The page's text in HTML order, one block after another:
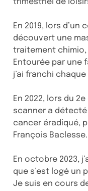
trimestriel de
En 2019, lors d’un
découvert une
traitement chimio,
Entourée par une
j’ai franchi
En 2022, lors du
scanner a détecté
cancer éradiqué,
François Baclesse.
En octobre 2023,
que s’est logé un
Je suis en cours